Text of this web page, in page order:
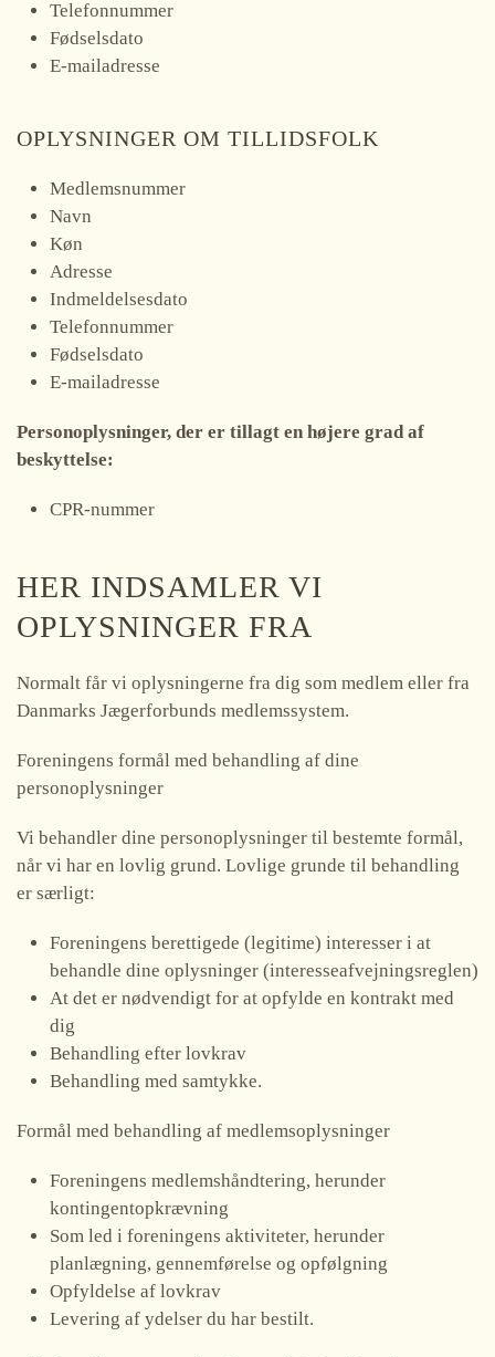
Telefonnummer
Fødselsdato
E-mailadresse
OPLYSNINGER OM TILLIDSFOLK
Medlemsnummer
Navn
Køn
Adresse
Indmeldelsesdato
Telefonnummer
Fødselsdato
E-mailadresse
Personoplysninger, der er tillagt en højere grad af
beskyttelse:
CPR-nummer
HER INDSAMLER VI
OPLYSNINGER FRA
Normalt får vi oplysningerne fra dig som medlem eller fra
Danmarks Jægerforbunds medlemssystem.
Foreningens formål med behandling af dine
personoplysninger
Vi behandler dine personoplysninger til bestemte formål,
når vi har en lovlig grund. Lovlige grunde til behandling
er særligt:
Foreningens berettigede (legitime) interesser i at
behandle dine oplysninger (interesseafvejningsreglen)
At det er nødvendigt for at opfylde en kontrakt med
dig
Behandling efter lovkrav
Behandling med samtykke.
Formål med behandling af medlemsoplysninger
Foreningens medlemshåndtering, herunder
kontingentopkrævning
Som led i foreningens aktiviteter, herunder
planlægning, gennemførelse og opfølgning
Opfyldelse af lovkrav
Levering af ydelser du har bestilt.